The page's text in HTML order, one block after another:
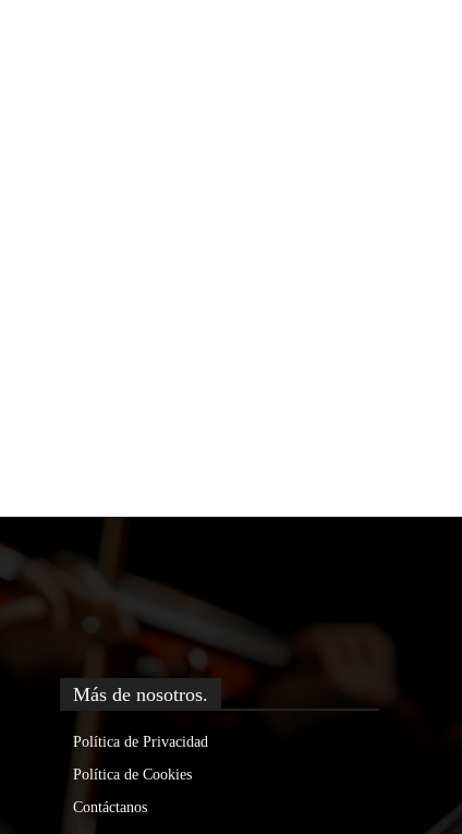
Más de nosotros.
Política de Privacidad
Política de Cookies
Contáctanos